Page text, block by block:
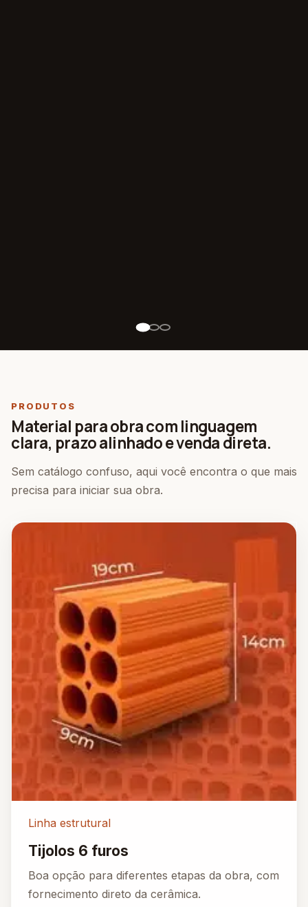
PRODUTOS
Material para obra com linguagem
clara, prazo alinhado e venda direta.
Sem catálogo confuso, aqui você encontra o que mais
precisa para iniciar sua obra.
Linha estrutural
Tijolos 6 furos
Boa opção para diferentes etapas da obra, com
fornecimento direto da cerâmica.